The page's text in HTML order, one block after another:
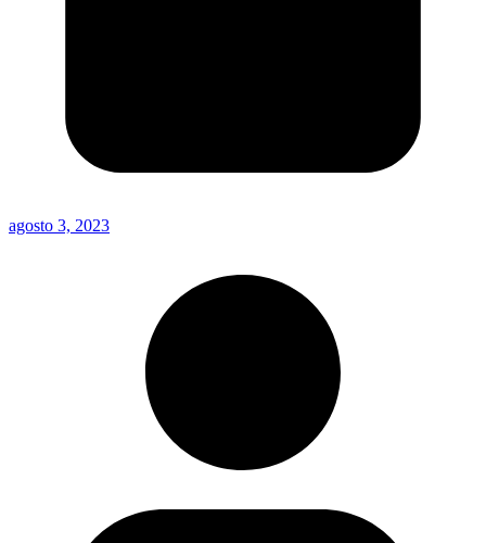
agosto 3, 2023